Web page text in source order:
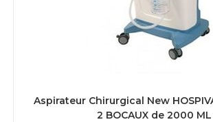
Aspirateur Chirurgical New
2 BOCAUX de 2000 ML